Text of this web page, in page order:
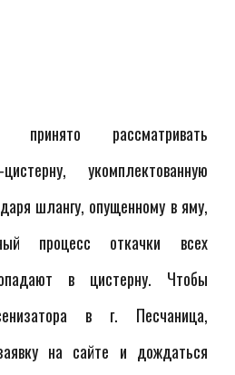
принято рассматривать
укомплектованную
шлангу, опущенному в яму,
процесс откачки всех
в цистерну. Чтобы
в г. Песчаница,
на сайте и дождаться